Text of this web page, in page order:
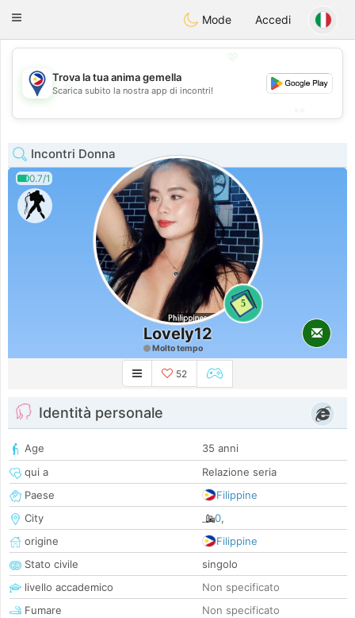
PhilippinesChat
Toggle
Mode Accedi
💖
💕
Trova la tua anima gemella
Scarica subito la nostra app di incontri!
Incontri Donna
0.7/1
5
Lovely12
Molto tempo
52
Identità personale
Age
35 anni
qui a
Relazione seria
Paese
Filippine
City
0,
origine
Filippine
Stato civile
singolo
livello accademico
Non specificato
Fumare
Non specificato